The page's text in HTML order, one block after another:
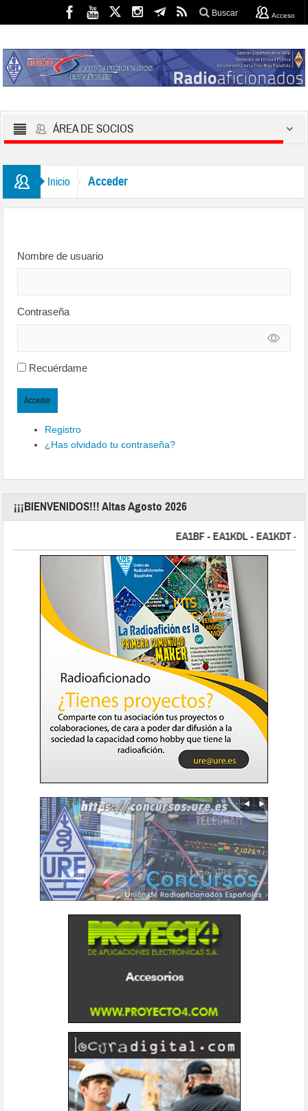
Buscar Acceso
ÁREA DE SOCIOS
Inicio Acceder
Nombre de usuario
Contraseña
Recuérdame
Acceder
Registro
¿Has olvidado tu contraseña?
¡¡¡BIENVENIDOS!!! Altas Agosto 2026
EA1BF - EA1KDL - EA1KDT -